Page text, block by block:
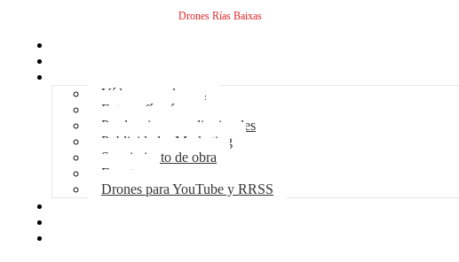
Drones Rías Baixas
Vídeos con drones
Fotografía aérea
Producciones audiovisuales
Publicidad – Marketing
Seguimiento de obra
Eventos
Drones para YouTube y RRSS